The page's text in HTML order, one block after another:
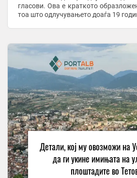
гласови. Ова е краткото
тоа што одлучувањето доаѓа 19
Детали, кој му овозможи на
да ги укине имињата на
плоштадите во